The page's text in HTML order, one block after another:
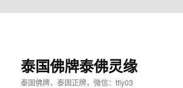
泰国佛牌泰佛灵缘
泰国佛牌，泰国正牌，微信：tfly03